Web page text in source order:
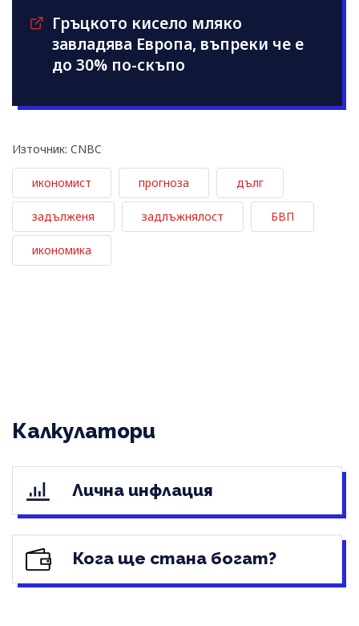
Гръцкото кисело мляко
завладява Европа, въпреки че е
до 30% по-скъпо
Източник: CNBC
икономист прогноза дълг
задълженя задлъжнялост БВП
икономика
Калкулатори
Лична инфлация
Кога ще стана богат?